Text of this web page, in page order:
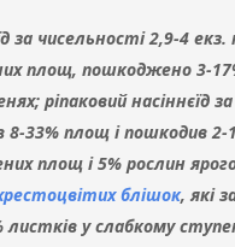
за чисельності 2,9-4
площ, пошкоджено 3-
ріпаковий насіннєїд
8-33% площ і пошкодив 2-
площ і 5% рослин
блішок, які
у слабкому